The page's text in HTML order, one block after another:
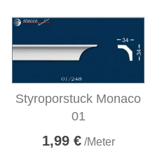
Styroporstuck Monaco
01
1,99 €/Meter